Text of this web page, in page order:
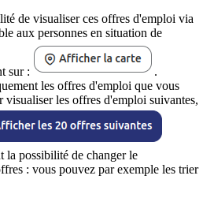
de visualiser ces offres d'emploi via
aux personnes en situation de
sur :
.
les offres d'emploi que vous
visualiser les offres d'emploi suivantes,
la possibilité de changer le
: vous pouvez par exemple les trier